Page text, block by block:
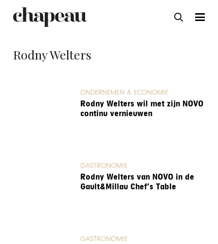
Rodny Welters
ONDERNEMEN & ECONOMIE
Rodny Welters wil met zijn NOVO
continu vernieuwen
GASTRONOMIE
Rodny Welters van NOVO in de
Gault&Millau Chef’s Table
GASTRONOMIE